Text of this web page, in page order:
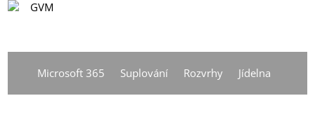
DE
Microsoft 365 Suplování Rozvrhy Jídelna